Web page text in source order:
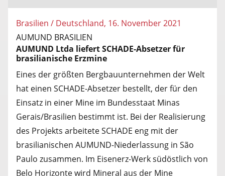
Brasilien / Deutschland, 16. November 2021
AUMUND BRASILIEN
AUMUND Ltda liefert SCHADE-Absetzer für
brasilianische Erzmine
Eines der größten Bergbauunternehmen der Welt
hat einen SCHADE-Absetzer bestellt, der für den
Einsatz in einer Mine im Bundesstaat Minas
Gerais/Brasilien bestimmt ist. Bei der Realisierung
des Projekts arbeitete SCHADE eng mit der
brasilianischen AUMUND-Niederlassung in São
Paulo zusammen. Im Eisenerz-Werk südöstlich von
Belo Horizonte wird Mineral aus der Mine